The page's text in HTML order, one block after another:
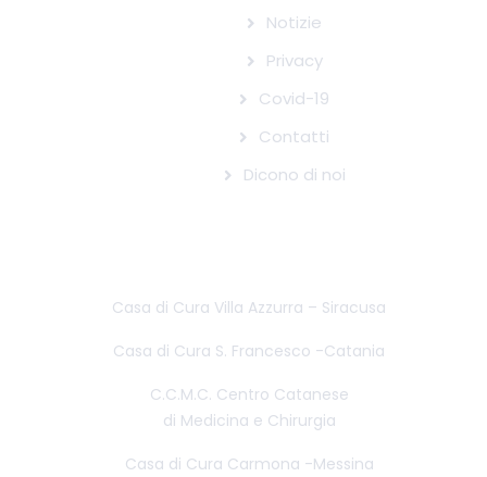
Notizie
Privacy
Covid-19
Contatti
Dicono di noi
Casa di Cura Villa Azzurra – Siracusa
Casa di Cura S. Francesco -Catania
C.C.M.C. Centro Catanese
di Medicina e Chirurgia
Casa di Cura Carmona -Messina